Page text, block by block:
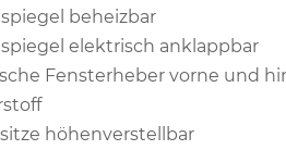
beheizbar
elektrisch anklappbar
Fensterheber vorne und
höhenverstellbar